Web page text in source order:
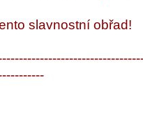
slavnostní obřad!